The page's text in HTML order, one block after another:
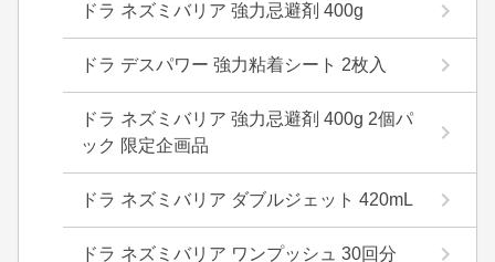
ドラ ネズミバリア 強力忌避剤 400g
ドラ デスパワー 強力粘着シート 2枚入
ドラ ネズミバリア 強力忌避剤 400g 2個パ
ック 限定企画品
ドラ ネズミバリア ダブルジェット 420mL
ドラ ネズミバリア ワンプッシュ 30回分